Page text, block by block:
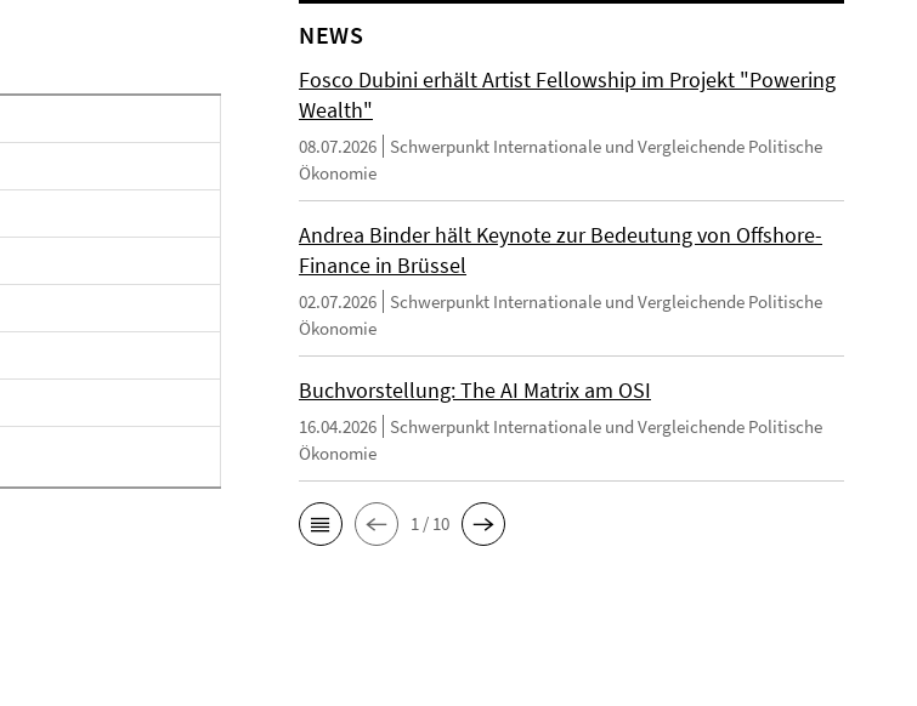
NEWS
Fosco Dubini erhält Artist Fellowship im Projekt "Powering
Wealth"
08.07.2026
Schwerpunkt Internationale und Vergleichende Politische
Ökonomie
Andrea Binder hält Keynote zur Bedeutung von Offshore-
Finance in Brüssel
02.07.2026
Schwerpunkt Internationale und Vergleichende Politische
Ökonomie
Buchvorstellung: The AI Matrix am OSI
16.04.2026
Schwerpunkt Internationale und Vergleichende Politische
Ökonomie
1 / 10